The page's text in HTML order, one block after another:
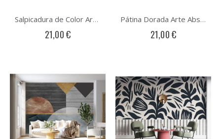
Salpicadura de Color Arte Abstracto
21,00 €
Pátina Dorada Arte Abstracto
21,00 €